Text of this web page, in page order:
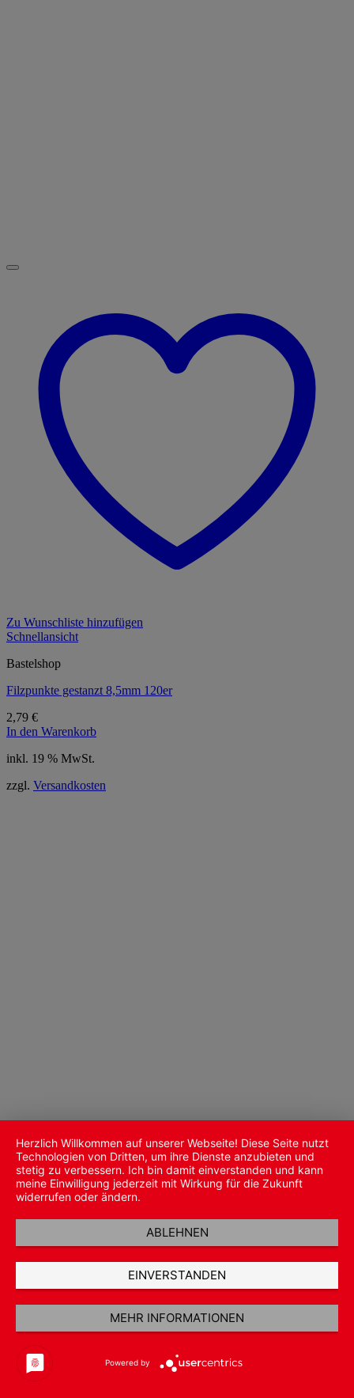
Zu Wunschliste hinzufügen
Schnellansicht
Bastelshop
Filzpunkte gestanzt 8,5mm 120er
2,79 €
In den Warenkorb
inkl. 19 % MwSt.
zzgl. Versandkosten
Herzlich Willkommen auf unserer Webseite! Diese Seite nutzt
Technologien von Dritten, um ihre Dienste anzubieten und
stetig zu verbessern. Ich bin damit einverstanden und kann
meine Einwilligung jederzeit mit Wirkung für die Zukunft
widerrufen oder ändern.
ABLEHNEN
EINVERSTANDEN
MEHR INFORMATIONEN
Powered by